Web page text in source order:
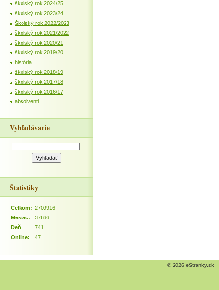
školský rok 2024/25
školský rok 2023/24
Školský rok 2022/2023
školský rok 2021/2022
školský rok 2020/21
školský rok 2019/20
história
školský rok 2018/19
školský rok 2017/18
školský rok 2016/17
absolventi
Vyhľadávanie
Štatistiky
Online: 47
Celkom: 2709916
Mesiac:
37666
Deň:
741
© 2026 eStránky.sk